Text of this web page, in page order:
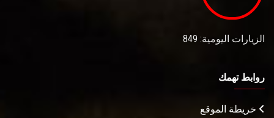
الزيارات اليومية: 849
روابط تهمك
خريطة الموقع